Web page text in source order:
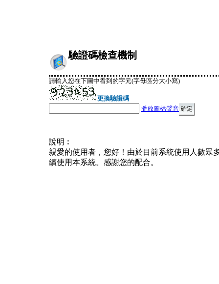
驗證碼檢查機制
請輸入您在下圖中看到的字元(字母區分大小寫)
更換驗證碼
播放圖檔聲音
說明︰
親愛的使用者，您好！由於目前系統使用人數眾
續使用本系統。感謝您的配合。